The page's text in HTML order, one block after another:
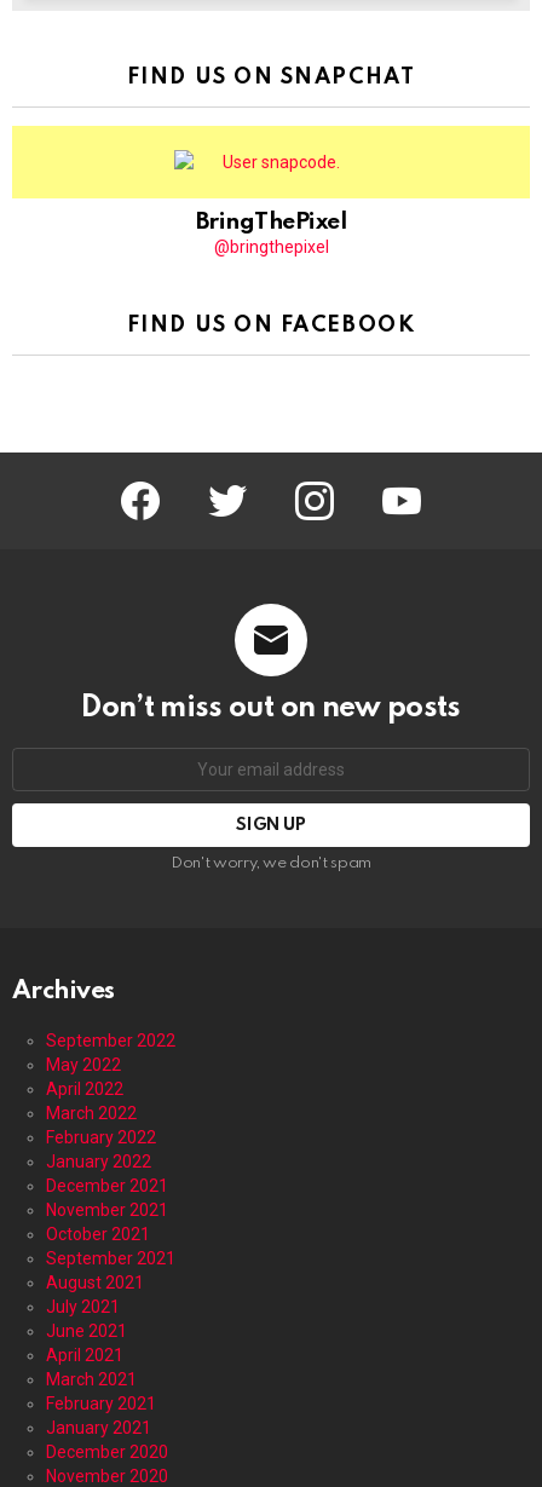
FIND US ON SNAPCHAT
BringThePixel
@bringthepixel
FIND US ON FACEBOOK
facebook twitter instagram youtube
Don’t miss out on new posts
Don't worry, we don't spam
Archives
September 2022
May 2022
April 2022
March 2022
February 2022
January 2022
December 2021
November 2021
October 2021
September 2021
August 2021
July 2021
June 2021
April 2021
March 2021
February 2021
January 2021
December 2020
November 2020